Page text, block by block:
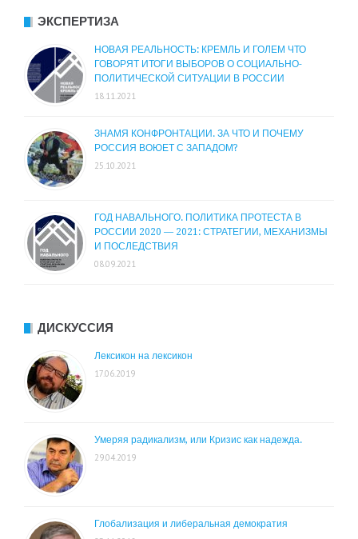
ЭКСПЕРТИЗА
НОВАЯ РЕАЛЬНОСТЬ: КРЕМЛЬ И ГОЛЕМ ЧТО
ГОВОРЯТ ИТОГИ ВЫБОРОВ О СОЦИАЛЬНО-
ПОЛИТИЧЕСКОЙ СИТУАЦИИ В РОССИИ
18.11.2021
ЗНАМЯ КОНФРОНТАЦИИ. ЗА ЧТО И ПОЧЕМУ
РОССИЯ ВОЮЕТ С ЗАПАДОМ?
25.10.2021
ГОД НАВАЛЬНОГО. ПОЛИТИКА ПРОТЕСТА В
РОССИИ 2020 — 2021: СТРАТЕГИИ, МЕХАНИЗМЫ
И ПОСЛЕДСТВИЯ
08.09.2021
ДИСКУССИЯ
Лексикон на лексикон
17.06.2019
Умеряя радикализм, или Кризис как надежда.
29.04.2019
Глобализация и либеральная демократия